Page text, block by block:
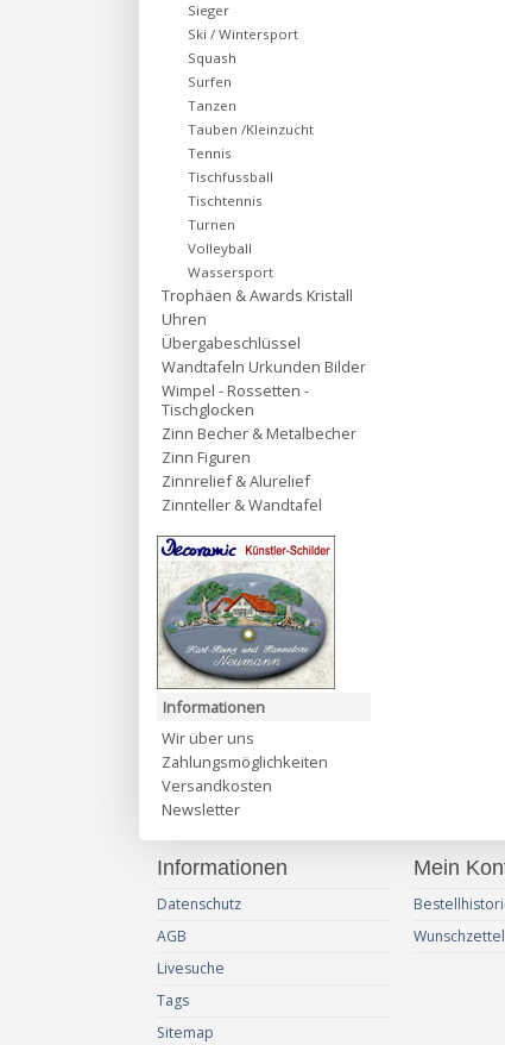
Sieger
Ski / Wintersport
Squash
Surfen
Tanzen
Tauben /Kleinzucht
Tennis
Tischfussball
Tischtennis
Turnen
Volleyball
Wassersport
Trophäen & Awards Kristall
Uhren
Übergabeschlüssel
Wandtafeln Urkunden Bilder
Wimpel - Rossetten -
Tischglocken
Zinn Becher & Metalbecher
Zinn Figuren
Zinnrelief & Alurelief
Zinnteller & Wandtafel
Informationen
Wir über uns
Zahlungsmöglichkeiten
Versandkosten
Newsletter
Informationen
Datenschutz
AGB
Livesuche
Tags
Sitemap
Mein
Wunschzettel